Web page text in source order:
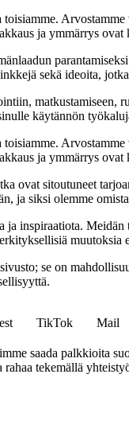
ja ymmärrys ovat
sekä ideoita,
matkustamiseen,
käytännön
ja ymmärrys ovat
sitoutuneet
ja siksi olemme
inspiraatiota.
muutoksia
se on
TikTok Mail
saada palkkioita
tekemällä